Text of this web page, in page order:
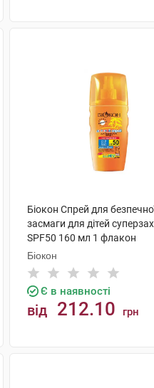
Біокон Спрей для
засмаги для дітей
SPF50 160 мл 1 флакон
Біокон
Є в наявності
від 212.10 грн